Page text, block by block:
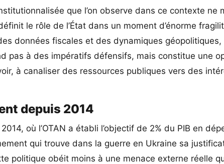
que l’on observe dans ce contexte ne
le rôle de l’État dans un moment d’énorme
données fiscales et des dynamiques
pas à des impératifs défensifs, mais constitue une
à canaliser des ressources publiques vers des
depuis 2014
où l’OTAN a établi l’objectif de 2% du PIB en
qui trouve dans la guerre en Ukraine sa
politique obéit moins à une menace externe réelle